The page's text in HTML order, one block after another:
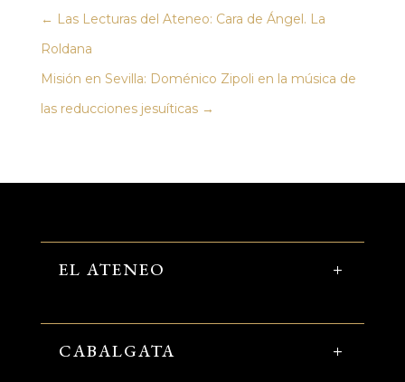
← Las Lecturas del Ateneo: Cara de Ángel. La
Roldana
Misión en Sevilla: Doménico Zipoli en la música de
las reducciones jesuíticas→
EL ATENEO
CABALGATA